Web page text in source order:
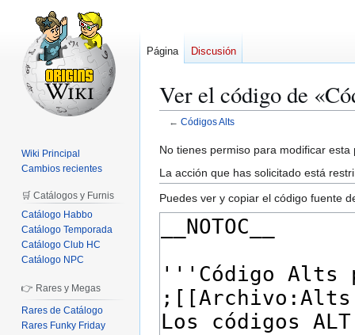
Ver el código de
← Códigos Alts
Ir
a
la
navegación
Ir
a
la
búsqueda
No tienes permiso para modificar
La acción que has solicitado está
Puedes ver y copiar el código fuente
Página Discusión
Wiki Principal
Cambios recientes
🛒 Catálogos y Furnis
Catálogo Habbo
Catálogo Temporada
Catálogo Club HC
Catálogo NPC
👉 Rares y Megas
Rares de Catálogo
Rares Funky Friday